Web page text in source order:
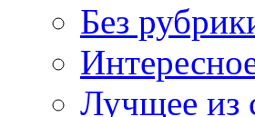
Без
Лучщее из